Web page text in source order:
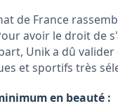
de France
avoir le droit de
Unik a dû
et sportifs très
en beauté :